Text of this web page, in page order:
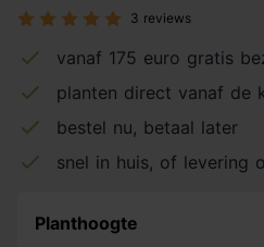
3 reviews
vanaf 175 euro gratis
planten direct vanaf de
bestel nu, betaal later
snel in huis, of levering
Planthoogte